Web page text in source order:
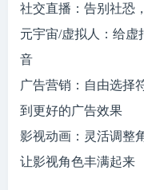
社交直播：告别社恐
元宇宙/虚拟人：给虚
音
广告营销：自由选择
到更好的广告效果
影视动画：灵活调整
让影视角色丰满起来